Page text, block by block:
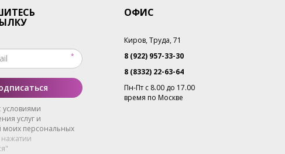
условиями
услуг и
моих персональных
ОФИС
Киров, Труда, 71
8 (922) 957-33-30
8 (8332) 22-63-64
Пн-Пт с 8.00 до 17.00
время по Москве